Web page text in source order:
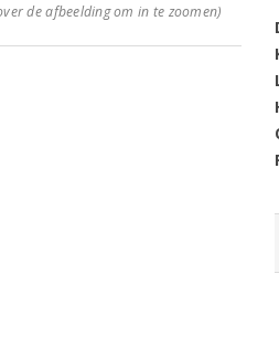
de afbeelding om in te zoomen)